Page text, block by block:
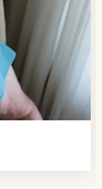
Anbieters
telefonisch,
zum
vielen
auch